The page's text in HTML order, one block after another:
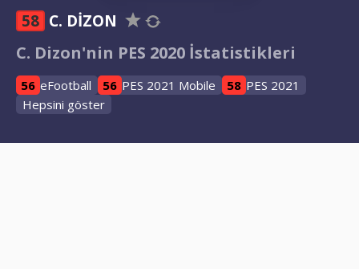
58 C. DIZON
C. Dizon'nin PES 2020 İstatistikleri
56 eFootball 56 PES 2021 Mobile 58 PES 2021
Hepsini göster